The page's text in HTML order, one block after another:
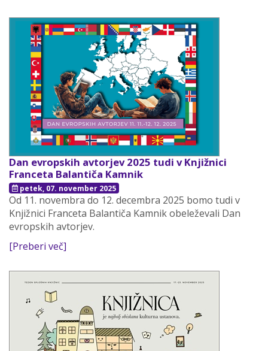
Dan evropskih avtorjev 2025 tudi v Knjižnici
Franceta Balantiča Kamnik
petek, 07. november 2025
Od 11. novembra do 12. decembra 2025 bomo tudi v
Knjižnici Franceta Balantiča Kamnik obeleževali Dan
evropskih avtorjev.
[Preberi več]